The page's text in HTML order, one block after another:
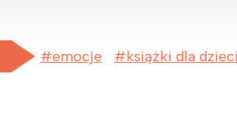
emocje książki dla dzieci